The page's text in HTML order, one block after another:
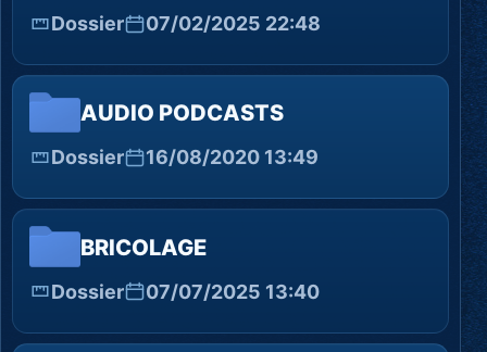
Dossier 07/02/2025 22:48
AUDIO PODCASTS
Dossier 16/08/2020 13:49
BRICOLAGE
Dossier 07/07/2025 13:40